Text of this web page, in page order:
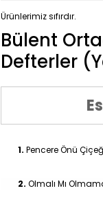
Ürünlerimiz sıfırdır.
Bülent
Defterler
1. Pencere Önü
2. Olmalı Mı